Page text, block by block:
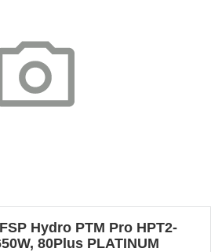
Hydro PTM Pro HPT2-
80Plus PLATINUM